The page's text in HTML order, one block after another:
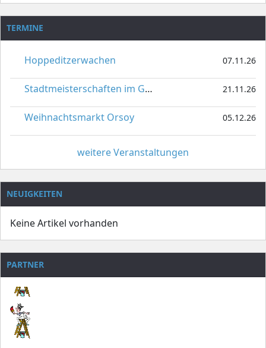
TERMINE
Hoppeditzerwachen 07.11.26
Stadtmeisterschaften im Gardetanz 21.11.26
Weihnachtsmarkt Orsoy 05.12.26
weitere Veranstaltungen
NEUIGKEITEN
Keine Artikel vorhanden
PARTNER